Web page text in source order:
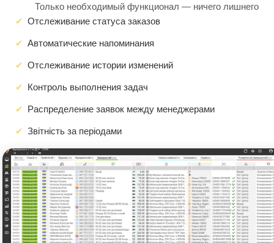
Только необходимый функционал — ничего лишнего
Отслеживание статуса заказов
Автоматические напоминания
Отслеживание истории изменений
Контроль выполнения задач
Распределение заявок между менеджерами
Звітність за періодами